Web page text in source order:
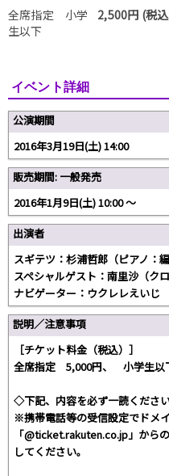
全席指定 小学
生以下
2,500円 (税
イベント詳細
公演期間
2016年3月19日(土) 14:00
販売期間: 一般発売
2016年1月9日(土) 10:00 〜
出演者
スギテツ：杉浦哲郎（ピアノ：
スペシャルゲスト：南里沙（ク
ナビゲーター：ウクレレえいじ
説明／注意事項
［チケット料金（税込）］
全席指定 5,000円、 小学生
◇下記、内容を必ず一読ください
※携帯電話等の受信設定でドメ
「@ticket.rakuten.co.jp」から
してください。